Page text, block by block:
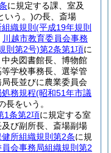
に規定する課、室及
いう。)の長、斎場
織規則 (平成19年規則
川越市教育委員会事務
則第2号)第2条第1項に
央図書館長、博物館
学校事務長、選挙管
長並びに農業委員会
務規程(昭和51年市議
長をいう。
1条第2項に規定する室
び副所長、斎場副場
健所組織規則第2条に規
員会事務局組織規則第2